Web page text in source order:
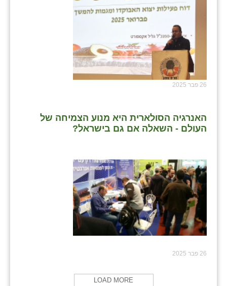
26 פבר 2025
האנרגיה הסולארית היא מנוע הצמיחה של
העולם - השאלה אם גם בישראל?
26 פבר 2025
LOAD MORE